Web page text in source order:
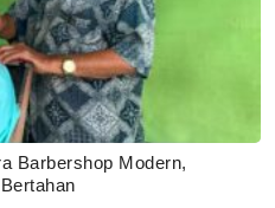
Barbershop Modern,